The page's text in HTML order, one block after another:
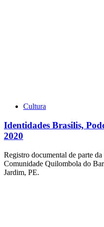
Cultura
Identidades Brasilis,
2020
Registro documental de parte
Comunidade Quilombola do
Jardim, PE.